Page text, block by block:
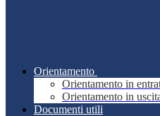
Orientamento
Orientamento in
Orientamento in
Documenti utili